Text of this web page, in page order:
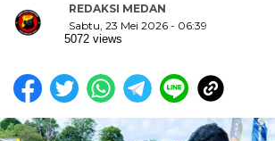
REDAKSI MEDAN
Sabtu, 23 Mei 2026 - 06:39
5072 views